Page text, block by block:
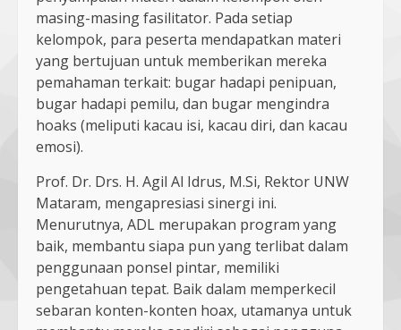
masing-masing fasilitator. Pada setiap
kelompok, para peserta mendapatkan materi
yang bertujuan untuk memberikan mereka
pemahaman terkait: bugar hadapi penipuan,
bugar hadapi pemilu, dan bugar mengindra
hoaks (meliputi kacau isi, kacau diri, dan kacau
emosi).
Prof. Dr. Drs. H. Agil Al Idrus, M.Si, Rektor UNW
Mataram, mengapresiasi sinergi ini.
Menurutnya, ADL merupakan program yang
baik, membantu siapa pun yang terlibat dalam
penggunaan ponsel pintar, memiliki
pengetahuan tepat. Baik dalam memperkecil
sebaran konten-konten hoax, utamanya untuk